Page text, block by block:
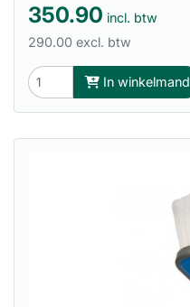
350.90 incl. btw
290.00 excl. btw
In winkelmand